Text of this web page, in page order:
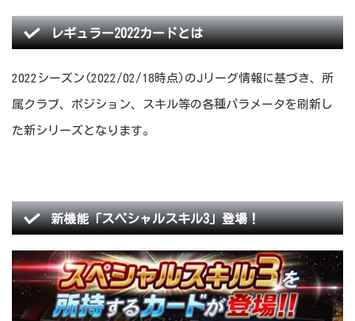
レギュラー2022カードとは
2022シーズン(2022/02/18時点)のJリーグ情報に基づき、所
属クラブ、ポジション、スキル等の各種パラメータを刷新し
た新シリーズとなります。
新機能「スペシャルスキル3」登場！